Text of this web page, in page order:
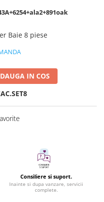
Baie 8 piese
IN COS
Consiliere si suport.
Inainte si dupa vanzare, servicii
complete.